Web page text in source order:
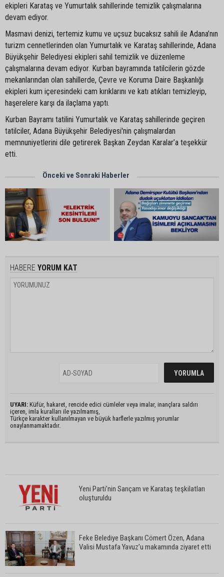
ekipleri Karataş ve Yumurtalık sahillerinde temizlik çalışmalarına
devam ediyor.
Masmavi denizi, tertemiz kumu ve uçsuz bucaksız sahili ile Adana’nın
turizm cennetlerinden olan Yumurtalık ve Karataş sahillerinde, Adana
Büyükşehir Belediyesi ekipleri sahil temizlik ve düzenleme
çalışmalarına devam ediyor. Kurban bayramında tatilcilerin gözde
mekanlarından olan sahillerde, Çevre ve Koruma Daire Başkanlığı
ekipleri kum içeresindeki cam kırıklarını ve katı atıkları temizleyip,
haşerelere karşı da ilaçlama yaptı.
Kurban Bayramı tatilini Yumurtalık ve Karataş sahillerinde geçiren
tatilciler, Adana Büyükşehir Belediyesi'nin çalışmalardan
memnuniyetlerini dile getirerek Başkan Zeydan Karalar’a teşekkür
etti.
Önceki ve Sonraki Haberler
HABERE YORUM KAT
UYARI: Küfür, hakaret, rencide edici cümleler veya imalar, inançlara saldırı
içeren, imla kuralları ile yazılmamış,
Türkçe karakter kullanılmayan ve büyük harflerle yazılmış yorumlar
onaylanmamaktadır.
Yeni Parti’nin Sarıçam ve Karataş teşkilatları
oluşturuldu
Feke Belediye Başkanı Cömert Özen, Adana
Valisi Mustafa Yavuz’u makamında ziyaret etti